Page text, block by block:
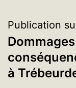
Publication
à